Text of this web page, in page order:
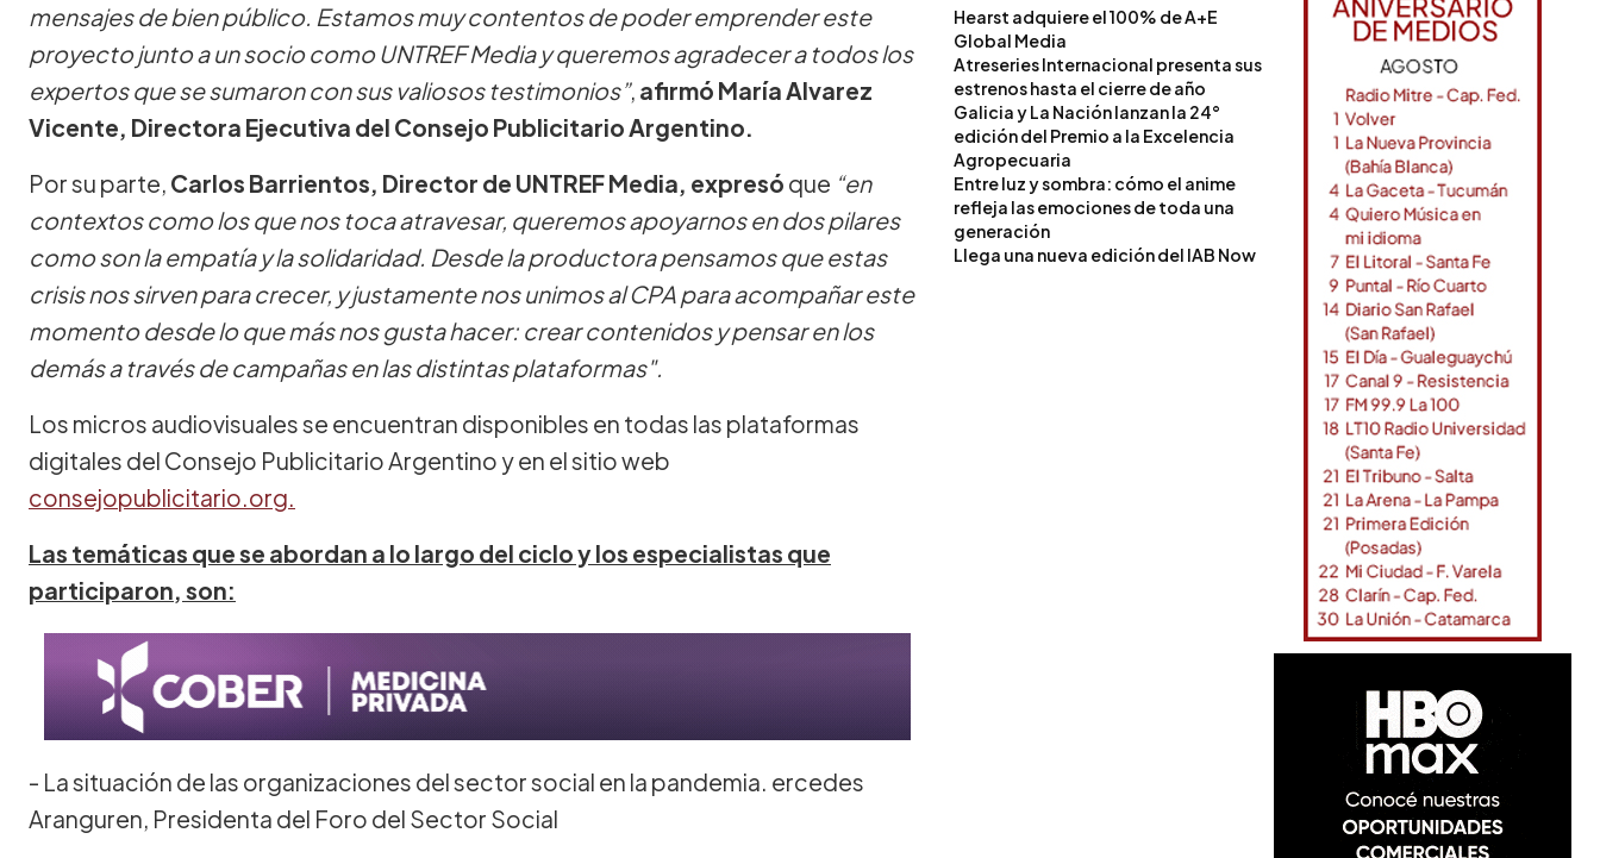
mensajes de bien público. Estamos muy contentos de poder emprender este
proyecto junto a un socio como UNTREF Media y queremos agradecer a todos los
expertos que se sumaron con sus valiosos testimonios”, afirmó María Alvarez
Vicente, Directora Ejecutiva del Consejo Publicitario Argentino.
Por su parte, Carlos Barrientos, Director de UNTREF Media, expresó que “en
contextos como los que nos toca atravesar, queremos apoyarnos en dos pilares
como son la empatía y la solidaridad. Desde la productora pensamos que estas
crisis nos sirven para crecer, y justamente nos unimos al CPA para acompañar este
momento desde lo que más nos gusta hacer: crear contenidos y pensar en los
demás a través de campañas en las distintas plataformas".
Los micros audiovisuales se encuentran disponibles en todas las plataformas
digitales del Consejo Publicitario Argentino y en el sitio web
consejopublicitario.org.
Las temáticas que se abordan a lo largo del ciclo y los especialistas que
participaron, son:
- La situación de las organizaciones del sector social en la pandemia. ercedes
Aranguren, Presidenta del Foro del Sector Social
Hearst adquiere el 100% de A+E
Global Media
Atreseries Internacional presenta sus
estrenos hasta el cierre de año
Galicia y La Nación lanzan la 24°
edición del Premio a la Excelencia
Agropecuaria
Entre luz y sombra: cómo el anime
refleja las emociones de toda una
generación
Llega una nueva edición del IAB Now